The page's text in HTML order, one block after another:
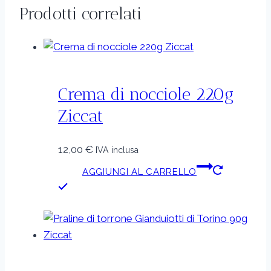
Prodotti correlati
Crema di nocciole 220g
Ziccat
12,00 € IVA inclusa
AGGIUNGI AL CARRELLO